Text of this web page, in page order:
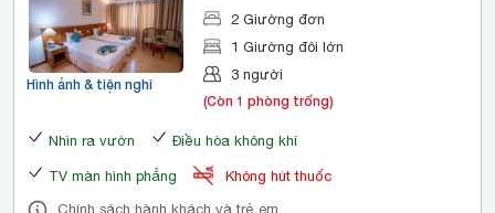
Hình ảnh & tiện nghi
2 Giường đơn
1 Giường đôi lớn
3 người
(Còn 1 phòng trống)
Nhìn ra vườn Điều hòa không khí
TV màn hình phẳng
Không hút thuốc
Chính sách hành khách và trẻ em